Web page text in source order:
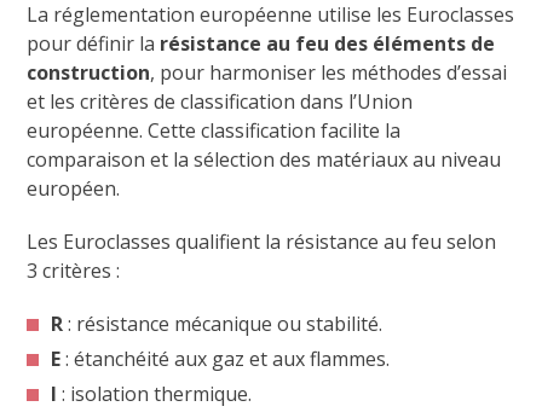
La réglementation européenne utilise les Euroclasses
pour définir la résistance au feu des éléments de
construction, pour harmoniser les méthodes d’essai
et les critères de classification dans l’Union
européenne. Cette classification facilite la
comparaison et la sélection des matériaux au niveau
européen.
Les Euroclasses qualifient la résistance au feu selon
3 critères :
R: résistance mécanique ou stabilité.
E: étanchéité aux gaz et aux flammes.
I : isolation thermique.